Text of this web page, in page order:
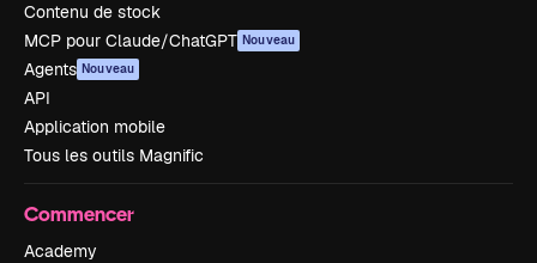
Contenu de stock
MCP pour Claude/ChatGPT Nouveau
Agents Nouveau
API
Application mobile
Tous les outils Magnific
Commencer
Academy